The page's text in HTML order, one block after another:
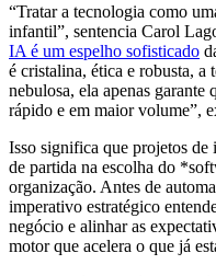
“Tratar a tecnologia como
infantil”, sentencia Carol
IA é um espelho sofisticado
é cristalina, ética e robusta, a
nebulosa, ela apenas garante
rápido e em maior volume”,
Isso significa que projetos
de partida na escolha do
organização. Antes de
imperativo estratégico
negócio e alinhar as
motor que acelera o que já